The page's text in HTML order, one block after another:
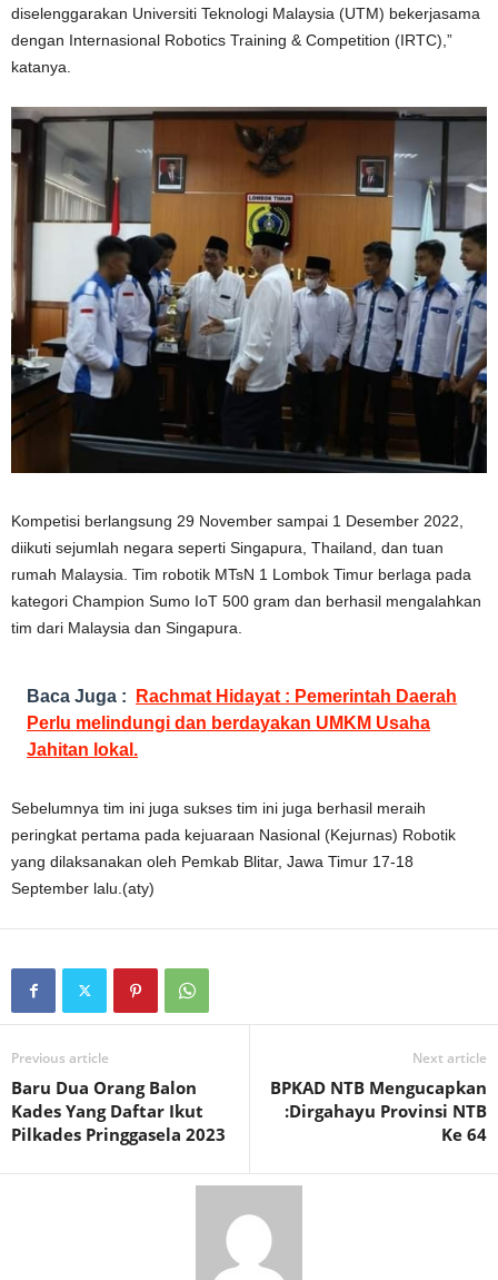
diselenggarakan Universiti Teknologi Malaysia (UTM) bekerjasama
dengan Internasional Robotics Training & Competition (IRTC),”
katanya.
Kompetisi berlangsung 29 November sampai 1 Desember 2022,
diikuti sejumlah negara seperti Singapura, Thailand, dan tuan
rumah Malaysia. Tim robotik MTsN 1 Lombok Timur berlaga pada
kategori Champion Sumo IoT 500 gram dan berhasil mengalahkan
tim dari Malaysia dan Singapura.
Baca Juga :
Rachmat Hidayat : Pemerintah Daerah
Perlu melindungi dan berdayakan UMKM Usaha
Jahitan lokal.
Sebelumnya tim ini juga sukses tim ini juga berhasil meraih
peringkat pertama pada kejuaraan Nasional (Kejurnas) Robotik
yang dilaksanakan oleh Pemkab Blitar, Jawa Timur 17-18
September lalu.(aty)
Previous article
Baru Dua Orang Balon
Kades Yang Daftar Ikut
Pilkades Pringgasela 2023
Next article
BPKAD NTB Mengucapkan
:Dirgahayu Provinsi NTB
Ke 64